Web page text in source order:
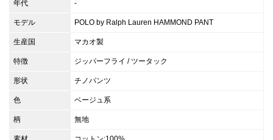
年代 -
モデル POLO by Ralph Lauren HAMMOND PANT
生産国 マカオ製
特徴 ジッパーフライ / ツータック
形状 チノパンツ
色 ベージュ系
柄 無地